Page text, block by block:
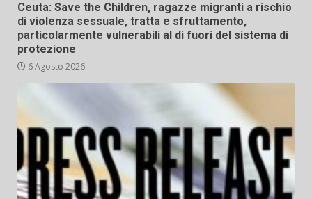
Ceuta: Save the Children, ragazze migranti a rischio
di violenza sessuale, tratta e sfruttamento,
particolarmente vulnerabili al di fuori del sistema di
protezione
6 Agosto 2026